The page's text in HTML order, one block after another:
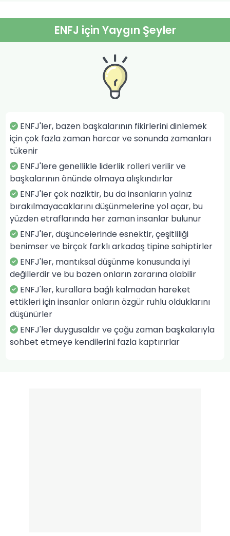
ENFJ için Yaygın Şeyler
ENFJ'ler, bazen başkalarının fikirlerini dinlemek
için çok fazla zaman harcar ve sonunda zamanları
tükenir
ENFJ'lere genellikle liderlik rolleri verilir ve
başkalarının önünde olmaya alışkındırlar
ENFJ'ler çok naziktir, bu da insanların yalnız
bırakılmayacaklarını düşünmelerine yol açar, bu
yüzden etraflarında her zaman insanlar bulunur
ENFJ'ler, düşüncelerinde esnektir, çeşitliliği
benimser ve birçok farklı arkadaş tipine sahiptirler
ENFJ'ler, mantıksal düşünme konusunda iyi
değillerdir ve bu bazen onların zararına olabilir
ENFJ'ler, kurallara bağlı kalmadan hareket
ettikleri için insanlar onların özgür ruhlu olduklarını
düşünürler
ENFJ'ler duygusaldır ve çoğu zaman başkalarıyla
sohbet etmeye kendilerini fazla kaptırırlar